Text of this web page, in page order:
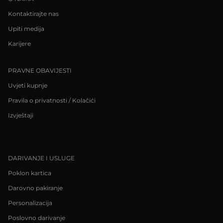
Kontaktirajte nas
Upiti medija
Karijere
PRAVNE OBAVIJESTI
Uvjeti kupnje
Pravila o privatnosti / Kolačići
Izvještaji
DARIVANJE I USLUGE
Poklon kartica
Darovno pakiranje
Personalizacija
Poslovno darivanje